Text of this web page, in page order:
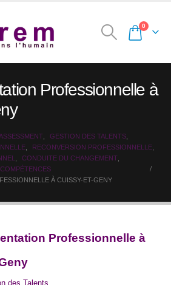
0
Professionnelle à
GESTION DES TALENTS
RECONVERSION PROFESSIONNELLE
CONDUITE DU CHANGEMENT
À CUISSY-ET-GENY
Professionnelle à
des Talents